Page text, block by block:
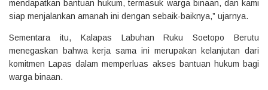
mendapatkan bantuan hukum, termasuk warga binaan, dan kami
siap menjalankan amanah ini dengan sebaik-baiknya,” ujarnya.
Sementara itu, Kalapas Labuhan Ruku Soetopo Berutu
menegaskan bahwa kerja sama ini merupakan kelanjutan dari
komitmen Lapas dalam memperluas akses bantuan hukum bagi
warga binaan.